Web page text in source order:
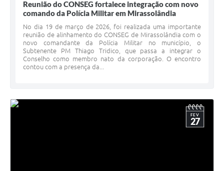
Reunião do CONSEG fortalece integração com novo
comando da Polícia Militar em Mirassolândia
No dia 19 de março de 2026, foi realizada uma importante
reunião de alinhamento do CONSEG de Mirassolândia com o
novo comandante da Polícia Militar no município, o
Subtenente PM Thiago Tridico, que passa a integrar o
Conselho como membro nato da corporação. O encontro
contou com a presença da...
FEV
27